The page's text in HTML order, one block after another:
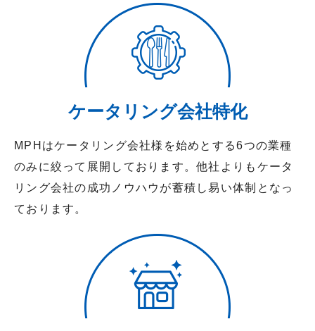
ケータリング会社特化
MPHはケータリング会社様を始めとする6つの業種
のみに絞って展開しております。他社よりもケータ
リング会社の成功ノウハウが蓄積し易い体制となっ
ております。